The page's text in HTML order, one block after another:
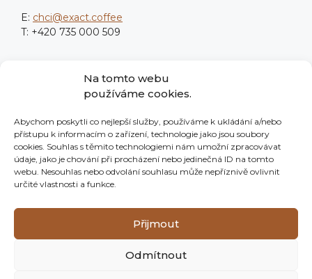
Na tomto webu
používáme cookies.
Abychom poskytli co nejlepší služby, používáme k ukládání a/nebo
přístupu k informacím o zařízení, technologie jako jsou soubory
cookies. Souhlas s těmito technologiemi nám umožní zpracovávat
údaje, jako je chování při procházení nebo jedinečná ID na tomto
webu. Nesouhlas nebo odvolání souhlasu může nepříznivě ovlivnit
určité vlastnosti a funkce.
Přijmout
Odmítnout
E: chci@exact.coffee
T: +420 735 000 509
Fakturační údaje
Nové sady 988/2
602 00 Brno
IČO: 139 76 982
Neplátci DPH